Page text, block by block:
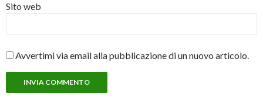
Sito web
Avvertimi via email alla pubblicazione di un nuovo articolo.